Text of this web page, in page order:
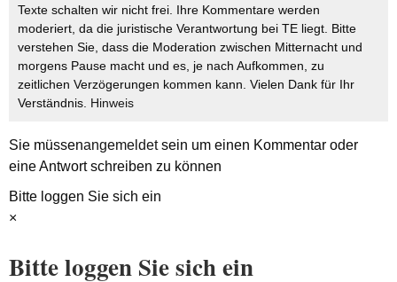
Texte schalten wir nicht frei. Ihre Kommentare werden
moderiert, da die juristische Verantwortung bei TE liegt. Bitte
verstehen Sie, dass die Moderation zwischen Mitternacht und
morgens Pause macht und es, je nach Aufkommen, zu
zeitlichen Verzögerungen kommen kann. Vielen Dank für Ihr
Verständnis. Hinweis
Sie müssenangemeldetsein um einen Kommentar oder
eine Antwort schreiben zu können
Bitte loggen Sie sich ein
×
Bitte loggen Sie sich ein